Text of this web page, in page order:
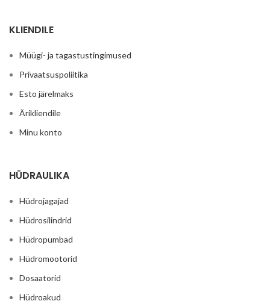
KLIENDILE
Müügi- ja tagastustingimused
Privaatsuspoliitika
Esto järelmaks
Ärikliendile
Minu konto
HÜDRAULIKA
Hüdrojagajad
Hüdrosilindrid
Hüdropumbad
Hüdromootorid
Dosaatorid
Hüdroakud